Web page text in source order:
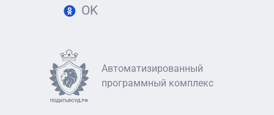
OK
Автоматизированный
программный комплекс